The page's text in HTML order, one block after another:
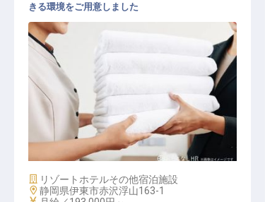
タイ古式マッサージ
きる環境をご用意しました
施設業態
リゾートホテルその他宿泊施設
勤務地
静岡県伊東市赤沢浮山163-1